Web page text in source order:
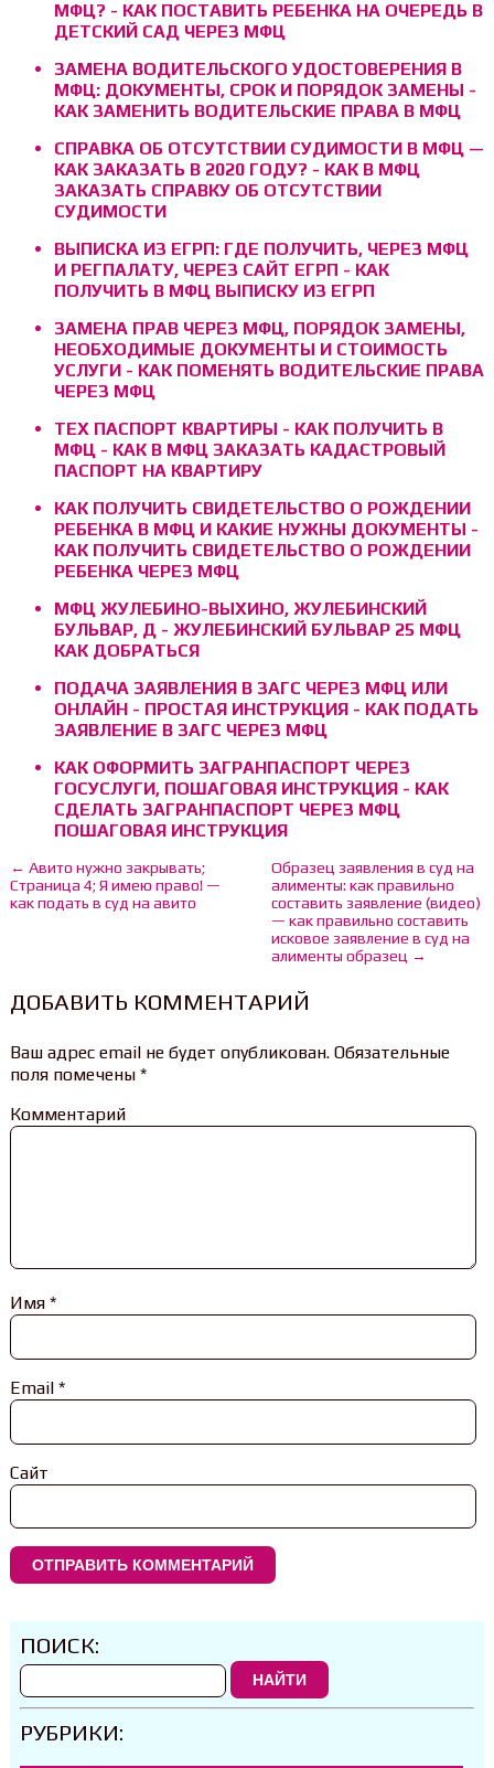
МФЦ? - КАК ПОСТАВИТЬ РЕБЕНКА НА ОЧЕРЕДЬ В
ДЕТСКИЙ САД ЧЕРЕЗ МФЦ
ЗАМЕНА ВОДИТЕЛЬСКОГО УДОСТОВЕРЕНИЯ В
МФЦ: ДОКУМЕНТЫ, СРОК И ПОРЯДОК ЗАМЕНЫ -
КАК ЗАМЕНИТЬ ВОДИТЕЛЬСКИЕ ПРАВА В МФЦ
СПРАВКА ОБ ОТСУТСТВИИ СУДИМОСТИ В МФЦ —
КАК ЗАКАЗАТЬ В 2020 ГОДУ? - КАК В МФЦ
ЗАКАЗАТЬ СПРАВКУ ОБ ОТСУТСТВИИ
СУДИМОСТИ
ВЫПИСКА ИЗ ЕГРП: ГДЕ ПОЛУЧИТЬ, ЧЕРЕЗ МФЦ
И РЕГПАЛАТУ, ЧЕРЕЗ САЙТ ЕГРП - КАК
ПОЛУЧИТЬ В МФЦ ВЫПИСКУ ИЗ ЕГРП
ЗАМЕНА ПРАВ ЧЕРЕЗ МФЦ, ПОРЯДОК ЗАМЕНЫ,
НЕОБХОДИМЫЕ ДОКУМЕНТЫ И СТОИМОСТЬ
УСЛУГИ - КАК ПОМЕНЯТЬ ВОДИТЕЛЬСКИЕ ПРАВА
ЧЕРЕЗ МФЦ
ТЕХ ПАСПОРТ КВАРТИРЫ - КАК ПОЛУЧИТЬ В
МФЦ - КАК В МФЦ ЗАКАЗАТЬ КАДАСТРОВЫЙ
ПАСПОРТ НА КВАРТИРУ
КАК ПОЛУЧИТЬ СВИДЕТЕЛЬСТВО О РОЖДЕНИИ
РЕБЕНКА В МФЦ И КАКИЕ НУЖНЫ ДОКУМЕНТЫ -
КАК ПОЛУЧИТЬ СВИДЕТЕЛЬСТВО О РОЖДЕНИИ
РЕБЕНКА ЧЕРЕЗ МФЦ
МФЦ ЖУЛЕБИНО-ВЫХИНО, ЖУЛЕБИНСКИЙ
БУЛЬВАР, Д - ЖУЛЕБИНСКИЙ БУЛЬВАР 25 МФЦ
КАК ДОБРАТЬСЯ
ПОДАЧА ЗАЯВЛЕНИЯ В ЗАГС ЧЕРЕЗ МФЦ ИЛИ
ОНЛАЙН - ПРОСТАЯ ИНСТРУКЦИЯ - КАК ПОДАТЬ
ЗАЯВЛЕНИЕ В ЗАГС ЧЕРЕЗ МФЦ
КАК ОФОРМИТЬ ЗАГРАНПАСПОРТ ЧЕРЕЗ
ГОСУСЛУГИ, ПОШАГОВАЯ ИНСТРУКЦИЯ - КАК
СДЕЛАТЬ ЗАГРАНПАСПОРТ ЧЕРЕЗ МФЦ
ПОШАГОВАЯ ИНСТРУКЦИЯ
← Авито нужно закрывать;
Страница 4; Я имею право! —
как подать в суд на авито
Образец заявления в суд на
алименты: как правильно
составить заявление (видео)
— как правильно составить
исковое заявление в суд на
алименты образец →
ДОБАВИТЬ КОММЕНТАРИЙ
Ваш адрес email не будет опубликован.Обязательные
поля помечены *
Комментарий
Имя *
Email *
Сайт
ПОИСК:
НАЙТИ
РУБРИКИ: